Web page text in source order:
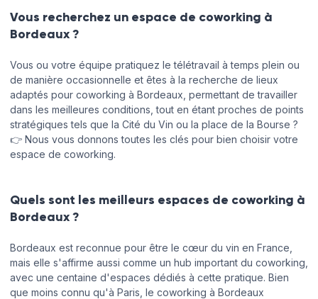
Mercredi
Jeudi 08:00 - 12:00 14:30 - 20:00
Vendredi 08:00 - 12:00 14:00 - 20:00
Samedi Fermé
Dimanche
Ambiance
pour le
travail
Lumière
naturelle
Tables
Carrées
Ambiance
pour les
RDVs
Prises
pour la
24h/24
d'accueil
Vous recherchez un espace de coworking à
Bordeaux ?
Vous ou votre équipe pratiquez le télétravail à temps plein ou
de manière occasionnelle et êtes à la recherche de lieux
adaptés pour coworking à Bordeaux, permettant de travailler
dans les meilleures conditions, tout en étant proches de points
stratégiques tels que la Cité du Vin ou la place de la Bourse ?
👉 Nous vous donnons toutes les clés pour bien choisir votre
espace de coworking.
Quels sont les meilleurs espaces de coworking à
Bordeaux ?
Bordeaux est reconnue pour être le cœur du vin en France,
mais elle s'affirme aussi comme un hub important du coworking,
avec une centaine d'espaces dédiés à cette pratique. Bien
que moins connu qu'à Paris, le coworking à Bordeaux